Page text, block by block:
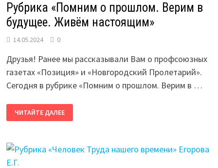
Рубрика «Помним о прошлом. Верим в
будущее. Живём настоящим»
14.05.2024 0
Друзья! Ранее мы рассказывали Вам о профсоюзных
газетах «Позиция» и «Новгородский Пролетарий».
Сегодня в рубрике «Помним о прошлом. Верим в …
РУБРИКА
«ПОМНИМ
О
БУДУЩЕЕ.
ЖИВЁМ
НАСТОЯЩИМ»
ЧИТАЙТЕ ДАЛЕЕ